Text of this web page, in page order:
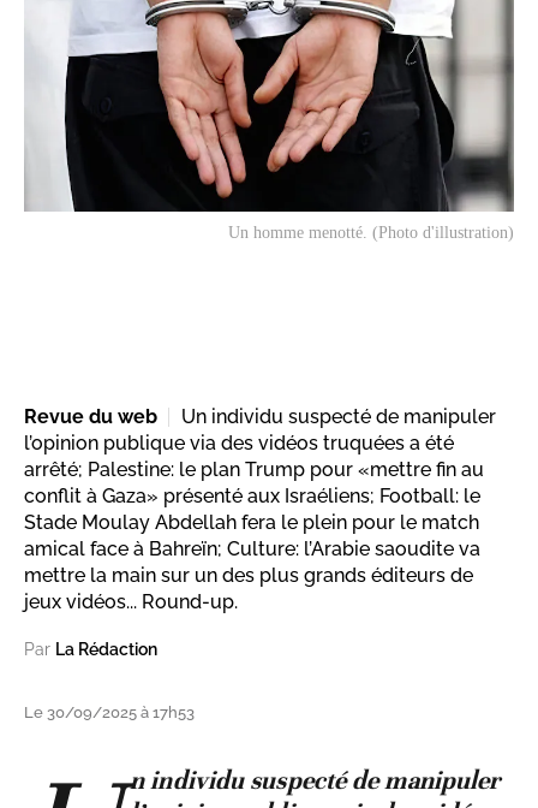
Un homme menotté. (Photo d'illustration)
Revue du web
Un individu suspecté de manipuler
l’opinion publique via des vidéos truquées a été
arrêté; Palestine: le plan Trump pour «mettre fin au
conflit à Gaza» présenté aux Israéliens; Football: le
Stade Moulay Abdellah fera le plein pour le match
amical face à Bahreïn; Culture: l’Arabie saoudite va
mettre la main sur un des plus grands éditeurs de
jeux vidéos... Round-up.
Par La Rédaction
Le 30/09/2025 à 17h53
n individu suspecté de manipuler